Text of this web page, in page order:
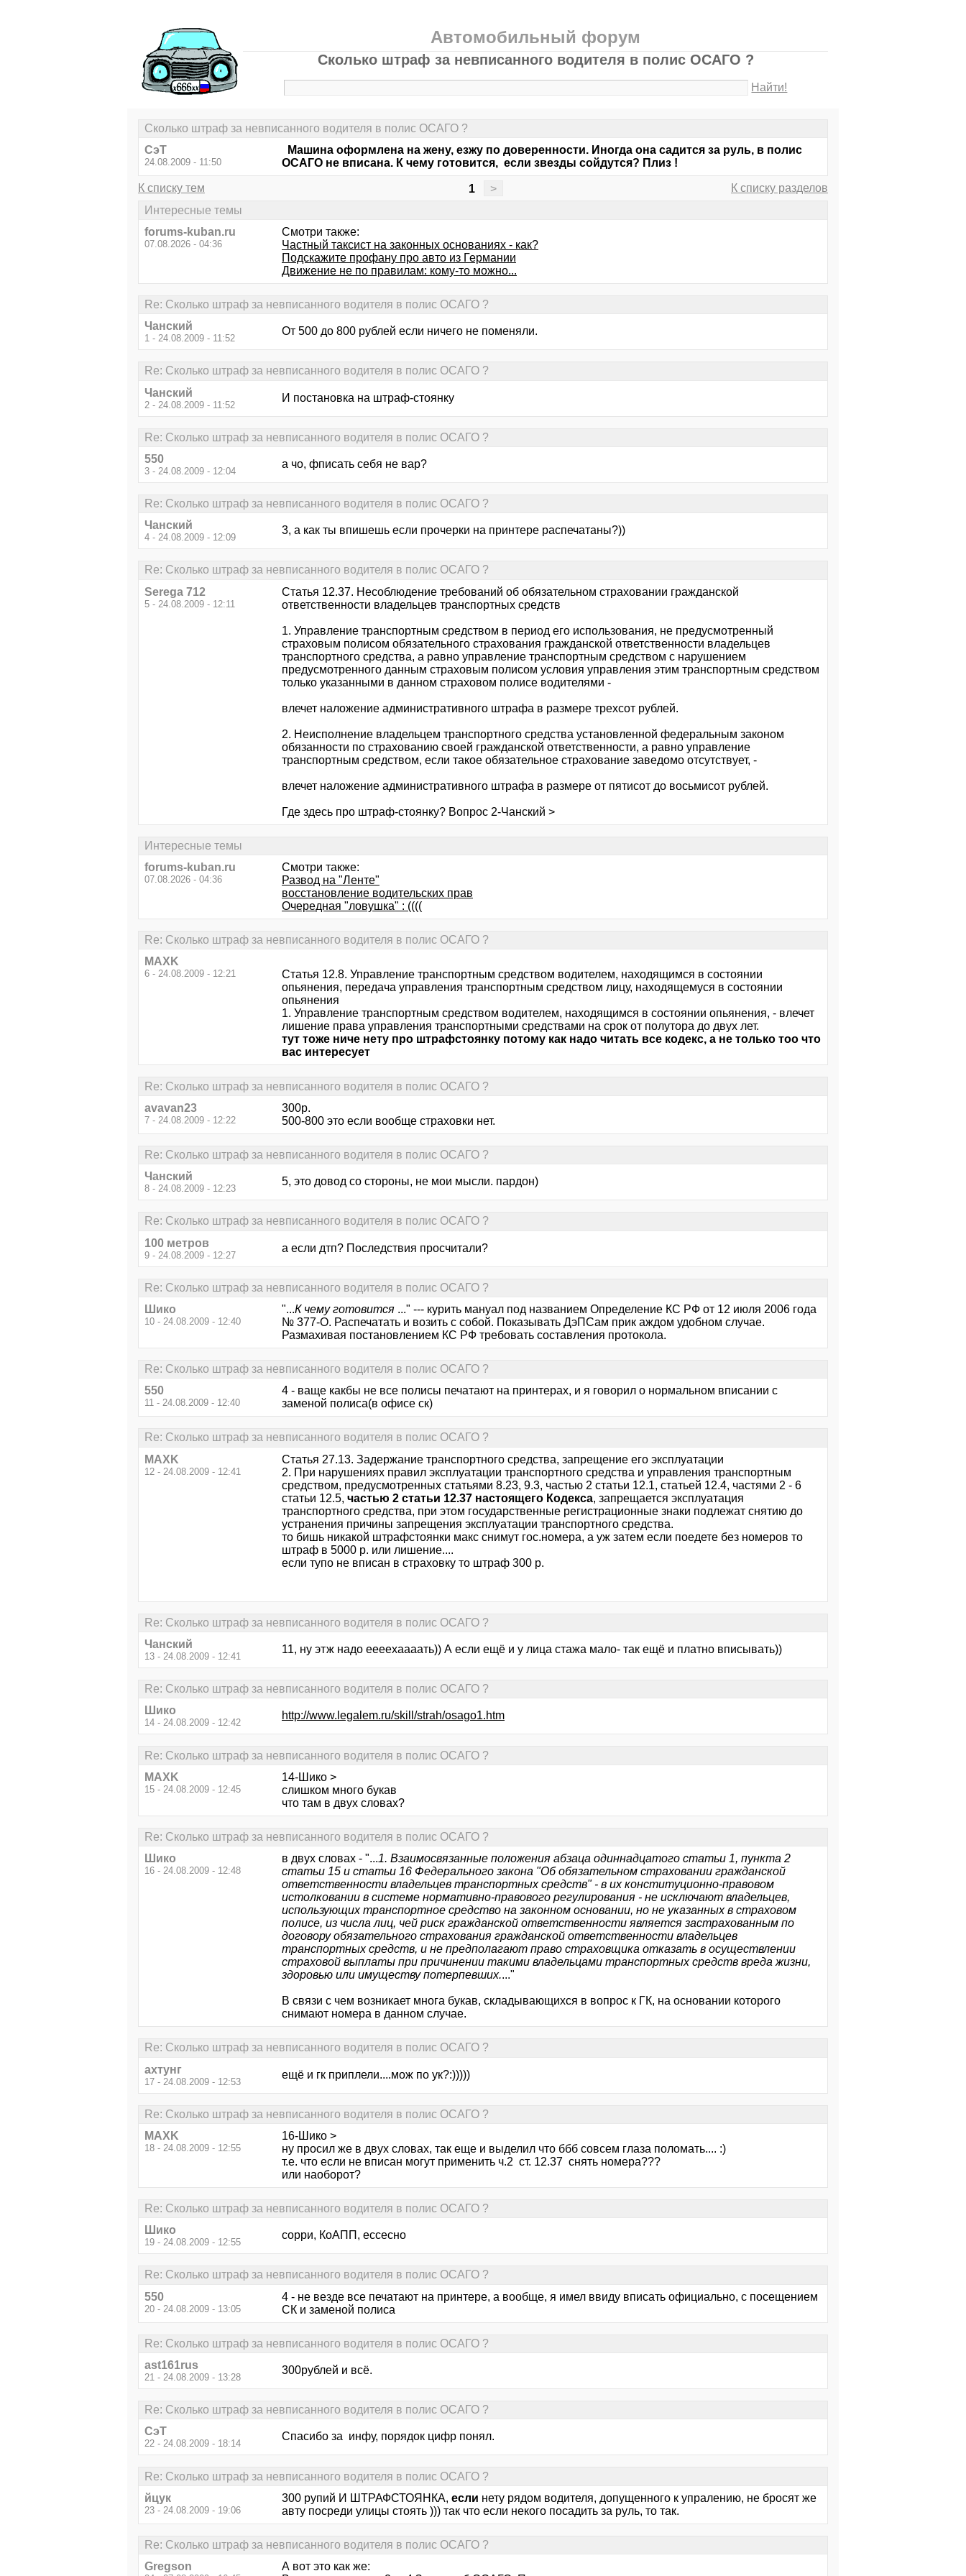
Автомобильный форум
Сколько штраф за невписанного водителя в полис ОСАГО ?
Найти!
Сколько штраф за невписанного водителя в полис ОСАГО ?
СэТ
24.08.2009 - 11:50
Машина оформлена на жену, езжу по доверенности. Иногда она садится за руль, в полис
ОСАГО не вписана. К чему готовится, если звезды сойдутся? Плиз !
К списку тем 1 >
К списку разделов
Интересные темы
forums-kuban.ru
07.08.2026 - 04:36
Смотри также:
Частный таксист на законных основаниях - как?
Подскажите профану про авто из Германии
Движение не по правилам: кому-то можно...
Re: Сколько штраф за невписанного водителя в полис ОСАГО ?
Чанский
1 - 24.08.2009 - 11:52
От 500 до 800 рублей если ничего не поменяли.
Re: Сколько штраф за невписанного водителя в полис ОСАГО ?
Чанский
2 - 24.08.2009 - 11:52
И постановка на штраф-стоянку
Re: Сколько штраф за невписанного водителя в полис ОСАГО ?
550
3 - 24.08.2009 - 12:04
а чо, фписать себя не вар?
Re: Сколько штраф за невписанного водителя в полис ОСАГО ?
Чанский
4 - 24.08.2009 - 12:09
3, а как ты впишешь если прочерки на принтере распечатаны?))
Re: Сколько штраф за невписанного водителя в полис ОСАГО ?
Serega 712
5 - 24.08.2009 - 12:11
Статья 12.37. Несоблюдение требований об обязательном страховании гражданской
ответственности владельцев транспортных средств
1. Управление транспортным средством в период его использования, не предусмотренный
страховым полисом обязательного страхования гражданской ответственности владельцев
транспортного средства, а равно управление транспортным средством с нарушением
предусмотренного данным страховым полисом условия управления этим транспортным средством
только указанными в данном страховом полисе водителями -
влечет наложение административного штрафа в размере трехсот рублей.
2. Неисполнение владельцем транспортного средства установленной федеральным законом
обязанности по страхованию своей гражданской ответственности, а равно управление
транспортным средством, если такое обязательное страхование заведомо отсутствует, -
влечет наложение административного штрафа в размере от пятисот до восьмисот рублей.
Где здесь про штраф-стоянку? Вопрос 2-Чанский >
Интересные темы
forums-kuban.ru
07.08.2026 - 04:36
Смотри также:
Развод на "Ленте"
восстановление водительских прав
Очередная "ловушка" : ((((
Re: Сколько штраф за невписанного водителя в полис ОСАГО ?
MAXK
6 - 24.08.2009 - 12:21
Статья 12.8. Управление транспортным средством водителем, находящимся в состоянии
опьянения, передача управления транспортным средством лицу, находящемуся в состоянии
опьянения
1. Управление транспортным средством водителем, находящимся в состоянии опьянения, - влечет
лишение права управления транспортными средствами на срок от полутора до двух лет.
тут тоже ниче нету про штрафстоянку потому как надо читать все кодекс, а не только тоо что
вас интересует
Re: Сколько штраф за невписанного водителя в полис ОСАГО ?
avavan23
7 - 24.08.2009 - 12:22
300р.
500-800 это если вообще страховки нет.
Re: Сколько штраф за невписанного водителя в полис ОСАГО ?
Чанский
8 - 24.08.2009 - 12:23
5, это довод со стороны, не мои мысли. пардон)
Re: Сколько штраф за невписанного водителя в полис ОСАГО ?
100 метров
9 - 24.08.2009 - 12:27
а если дтп? Последствия просчитали?
Re: Сколько штраф за невписанного водителя в полис ОСАГО ?
Шико
10 - 24.08.2009 - 12:40
"...К чему готовится ..." --- курить мануал под названием Определение КС РФ от 12 июля 2006 года
№ 377-О. Распечатать и возить с собой. Показывать ДэПСам прик аждом удобном случае.
Размахивая постановлением КС РФ требовать составления протокола.
Re: Сколько штраф за невписанного водителя в полис ОСАГО ?
550
11 - 24.08.2009 - 12:40
4 - ваще какбы не все полисы печатают на принтерах, и я говорил о нормальном вписании с
заменой полиса(в офисе ск)
Re: Сколько штраф за невписанного водителя в полис ОСАГО ?
MAXK
12 - 24.08.2009 - 12:41
Статья 27.13. Задержание транспортного средства, запрещение его эксплуатации
2. При нарушениях правил эксплуатации транспортного средства и управления транспортным
средством, предусмотренных статьями 8.23, 9.3, частью 2 статьи 12.1, статьей 12.4, частями 2 - 6
статьи 12.5, частью 2 статьи 12.37 настоящего Кодекса, запрещается эксплуатация
транспортного средства, при этом государственные регистрационные знаки подлежат снятию до
устранения причины запрещения эксплуатации транспортного средства.
то бишь никакой штрафстоянки макс снимут гос.номера, а уж затем если поедете без номеров то
штраф в 5000 р. или лишение....
если тупо не вписан в страховку то штраф 300 р.
Re: Сколько штраф за невписанного водителя в полис ОСАГО ?
Чанский
13 - 24.08.2009 - 12:41
11, ну этж надо еееехаааать)) А если ещё и у лица стажа мало- так ещё и платно вписывать))
Re: Сколько штраф за невписанного водителя в полис ОСАГО ?
Шико
14 - 24.08.2009 - 12:42
http://www.legalem.ru/skill/strah/osago1.htm
Re: Сколько штраф за невписанного водителя в полис ОСАГО ?
MAXK
15 - 24.08.2009 - 12:45
14-Шико >
слишком много букав
что там в двух словах?
Re: Сколько штраф за невписанного водителя в полис ОСАГО ?
Шико
16 - 24.08.2009 - 12:48
в двух словах - "...1. Взаимосвязанные положения абзаца одиннадцатого статьи 1, пункта 2
статьи 15 и статьи 16 Федерального закона "Об обязательном страховании гражданской
ответственности владельцев транспортных средств" - в их конституционно-правовом
истолковании в системе нормативно-правового регулирования - не исключают владельцев,
использующих транспортное средство на законном основании, но не указанных в страховом
полисе, из числа лиц, чей риск гражданской ответственности является застрахованным по
договору обязательного страхования гражданской ответственности владельцев
транспортных средств, и не предполагают право страховщика отказать в осуществлении
страховой выплаты при причинении такими владельцами транспортных средств вреда жизни,
здоровью или имуществу потерпевших...."
В связи с чем возникает многа букав, складывающихся в вопрос к ГК, на основании которого
снимают номера в данном случае.
Re: Сколько штраф за невписанного водителя в полис ОСАГО ?
ахтунг
17 - 24.08.2009 - 12:53
ещё и гк приплели....мож по ук?:)))))
Re: Сколько штраф за невписанного водителя в полис ОСАГО ?
MAXK
18 - 24.08.2009 - 12:55
16-Шико >
ну просил же в двух словах, так еще и выделил что ббб совсем глаза поломать.... :)
т.е. что если не вписан могут применить ч.2 ст. 12.37 снять номера???
или наоборот?
Re: Сколько штраф за невписанного водителя в полис ОСАГО ?
Шико
19 - 24.08.2009 - 12:55
сорри, КоАПП, ессесно
Re: Сколько штраф за невписанного водителя в полис ОСАГО ?
550
20 - 24.08.2009 - 13:05
4 - не везде все печатают на принтере, а вообще, я имел ввиду вписать официально, с посещением
СК и заменой полиса
Re: Сколько штраф за невписанного водителя в полис ОСАГО ?
ast161rus
21 - 24.08.2009 - 13:28
300рублей и всё.
Re: Сколько штраф за невписанного водителя в полис ОСАГО ?
СэТ
22 - 24.08.2009 - 18:14
Спасибо за инфу, порядок цифр понял.
Re: Сколько штраф за невписанного водителя в полис ОСАГО ?
йцук
23 - 24.08.2009 - 19:06
300 рупий И ШТРАФСТОЯНКА, если нету рядом водителя, допущенного к упралению, не бросят же
авту посреди улицы стоять ))) так что если некого посадить за руль, то так.
Re: Сколько штраф за невписанного водителя в полис ОСАГО ?
Gregson
А вот это как же: